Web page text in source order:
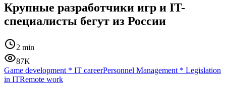
Крупные разработчики игр и IT-
специалисты бегут из России
2 min
87K
Game development * IT careerPersonnel Management * Legislation
in ITRemote work